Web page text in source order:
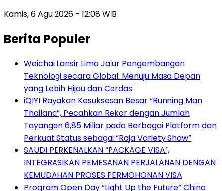
Kamis, 6 Agu 2026 - 12:08 WIB
Berita Populer
Weichai Lansir Lima Jalur Pengembangan
Teknologi secara Global: Menuju Masa Depan
yang Lebih Hijau dan Cerdas
iQIYI Rayakan Kesuksesan Besar “Running Man
Thailand”, Pecahkan Rekor dengan Jumlah
Tayangan 6,85 Miliar pada Berbagai Platform dan
Perkuat Status sebagai “Raja Variety Show”
SAUDI PERKENALKAN “PACKAGE VISA”,
INTEGRASIKAN PEMESANAN PERJALANAN DENGAN
KEMUDAHAN PROSES PERMOHONAN VISA
Program Open Day “Light Up the Future” China